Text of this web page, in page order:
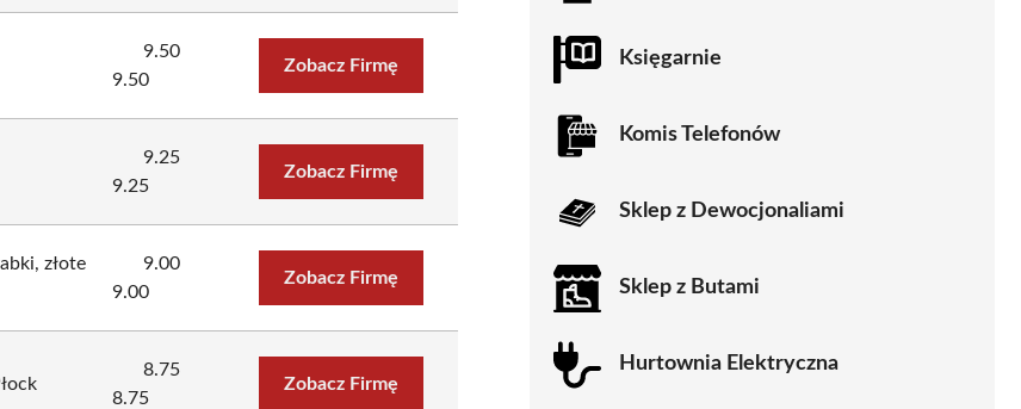
9.50
9.50
Zobacz Firmę
9.25
9.25
Zobacz Firmę
złote
9.00
9.00
Zobacz Firmę
8.75
8.75
Zobacz Firmę
Księgarnie
Komis Telefonów
Sklep z Dewocjonaliami
Sklep z Butami
Hurtownia Elektryczna